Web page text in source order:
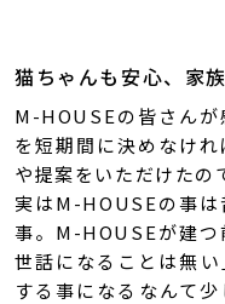
猫ちゃんも安心、家
M-HOUSEの皆さんが
を短期間に決めなけ
や提案をいただけたの
実はM-HOUSEの事は
事。M-HOUSEが建つ
世話になることは無
する事になるなんて